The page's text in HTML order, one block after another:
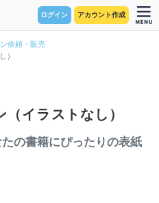
ログイン アカウント作成
依頼・販売
）
イラストなし）
の書籍にぴったりの表紙